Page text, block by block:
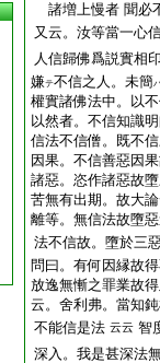
諸増上慢者 聞必
又云。汝等當一心
人信歸佛爲説實相
嫌テ不信之人。未簡
權實諸佛法中。以
以然者。不信知識
信法不信僧。既不
因果。不信善惡因
諸惡。恣作諸惡故
苦無有出期。故大
離等。無信法故墮
法不信故。墮於三
問曰。有何因縁故
放逸無慚之罪業故
云。舍利弗。當知
不能信是法 云云 智
深入。我是甚深法